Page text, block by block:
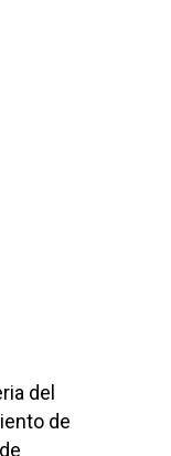
del
de